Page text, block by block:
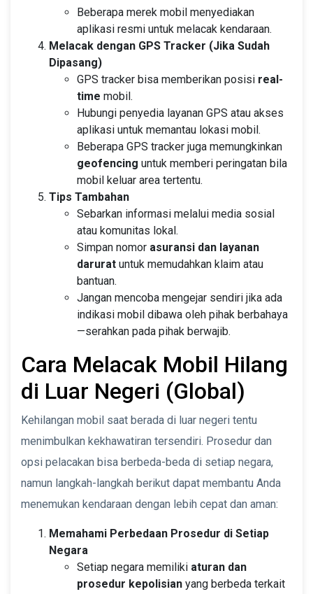
Beberapa merek mobil menyediakan
aplikasi resmi untuk melacak kendaraan.
Melacak dengan GPS Tracker (Jika Sudah
Dipasang)
GPS tracker bisa memberikan posisi real-
time mobil.
Hubungi penyedia layanan GPS atau akses
aplikasi untuk memantau lokasi mobil.
Beberapa GPS tracker juga memungkinkan
geofencing untuk memberi peringatan bila
mobil keluar area tertentu.
Tips Tambahan
Sebarkan informasi melalui media sosial
atau komunitas lokal.
Simpan nomor asuransi dan layanan
darurat untuk memudahkan klaim atau
bantuan.
Jangan mencoba mengejar sendiri jika ada
indikasi mobil dibawa oleh pihak berbahaya
—serahkan pada pihak berwajib.
Cara Melacak Mobil Hilang
di Luar Negeri (Global)
Kehilangan mobil saat berada di luar negeri tentu
menimbulkan kekhawatiran tersendiri. Prosedur dan
opsi pelacakan bisa berbeda-beda di setiap negara,
namun langkah-langkah berikut dapat membantu Anda
menemukan kendaraan dengan lebih cepat dan aman:
Memahami Perbedaan Prosedur di Setiap
Negara
Setiap negara memiliki aturan dan
prosedur kepolisian yang berbeda terkait